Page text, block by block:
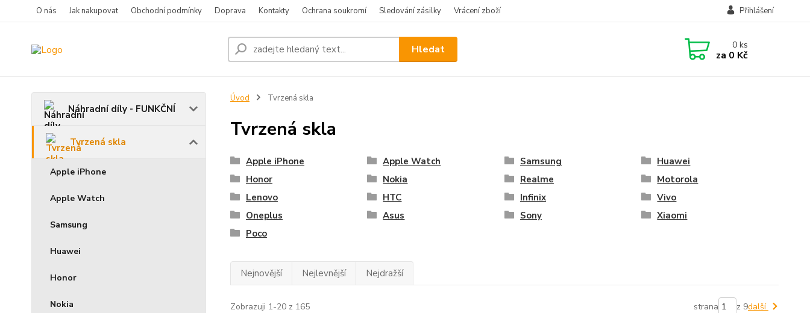
O nás Jak nakupovat Obchodní podmínky Doprava Kontakty Ochrana soukromí Sledování zásilky Vrácení zboží Přihlášení
Hledat 0ks
za 0 Kč
Náhradní díly - FUNKČNÍ
Tvrzená skla
Apple iPhone
Apple Watch
Samsung
Huawei
Honor
Nokia
Úvod Tvrzená skla
Tvrzená skla
Apple iPhone Apple Watch Samsung
Huawei
Honor
Nokia Realme
Motorola
Lenovo
HTC Infinix
Vivo
Oneplus
Asus Sony
Xiaomi
Poco
Nejnovější Nejlevnější Nejdražší
Zobrazuji 1-20 z 165 strana z 9další